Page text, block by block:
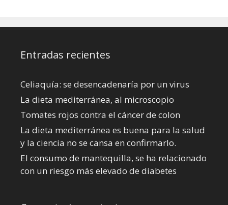
Entradas recientes
Celiaquía: se desencadenaría por un virus
La dieta mediterránea, al microscopio
Tomates rojos contra el cáncer de colon
La dieta mediterránea es buena para la salud
y la ciencia no se cansa en confirmarlo.
El consumo de mantequilla, se ha relacionado
con un riesgo más elevado de diabetes